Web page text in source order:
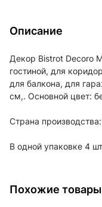
Описание
Декор Bistrot Decoro
гостиной, для
для балкона, для
см,. Основной цвет:
Страна
В одной упаковке 4
Похожие товары